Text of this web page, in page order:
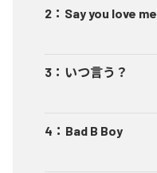
2 ： Say you love me
3 ： いつ言う？
4 ： Bad B Boy